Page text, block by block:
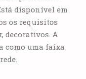
disponível em
os requisitos
decorativos. A
como uma faixa